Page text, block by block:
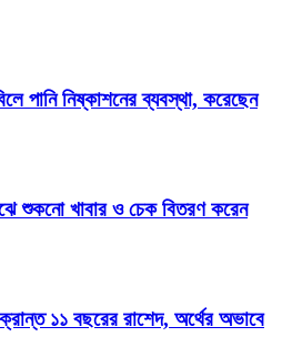
পানি নিষ্কাশনের ব্যবস্থা, করেছেন
শুকনো খাবার ও চেক বিতরণ করেন
১১ বছরের রাশেদ, অর্থের অভাবে